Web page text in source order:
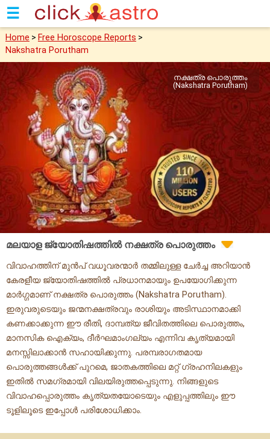
☰
Home > Free Horoscope Reports >
Nakshatra Porutham
നക്ഷത്ര പൊരുത്തം
(Nakshatra Porutham)
മലയാള ജ്യോതിഷത്തിൽ നക്ഷത്ര പൊരുത്തം
വിവാഹത്തിന് മുൻപ് വധൂവരന്മാർ തമ്മിലുള്ള ചേർച്ച അറിയാൻ
കേരളീയ ജ്യോതിഷത്തിൽ പ്രധാനമായും ഉപയോഗിക്കുന്ന
മാർഗ്ഗമാണ് നക്ഷത്ര പൊരുത്തം (Nakshatra Porutham).
ഇരുവരുടെയും ജന്മനക്ഷത്രവും രാശിയും അടിസ്ഥാനമാക്കി
കണക്കാക്കുന്ന ഈ രീതി, ദാമ്പത്യ ജീവിതത്തിലെ പൊരുത്തം,
മാനസിക ഐക്യം, ദീർഘമാംഗല്യം എന്നിവ കൃത്യമായി
മനസ്സിലാക്കാൻ സഹായിക്കുന്നു. പരമ്പരാഗതമായ
പൊരുത്തങ്ങൾക്ക് പുറമെ, ജാതകത്തിലെ മറ്റ് ഗ്രഹനിലകളും
ഇതിൽ സമഗ്രമായി വിലയിരുത്തപ്പെടുന്നു. നിങ്ങളുടെ
വിവാഹപ്പൊരുത്തം കൃത്യതയോടെയും എളുപ്പത്തിലും ഈ
ടൂളിലൂടെ ഇപ്പോൾ പരിശോധിക്കാം.